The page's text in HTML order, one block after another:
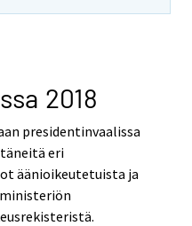
2018
presidentinvaalissa
eri
äänioikeutetuista ja